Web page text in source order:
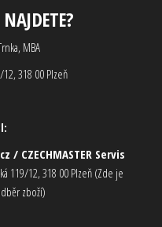
MBA
318 00 Plzeň
/ CZECHMASTER Servis
119/12, 318 00 Plzeň (Zde je
zboží)